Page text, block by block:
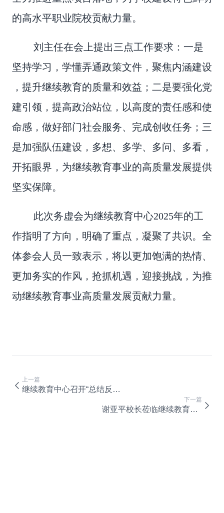
的高水平职业院校贡献力量。
刘主任在会上提出三点工作要求：一是
坚持学习，学懂弄通政策文件，聚焦内涵建设
，提升继续教育的质量和效益；二是要强化党
建引领，提高政治站位，以高度的责任感和使
命感，做好部门社会服务、完成创收任务；三
是加强队伍建设，多想、多学、多问、多看，
开拓眼界，为继续教育事业的高质量发展提供
坚实保障。
此次务虚会为继续教育中心2025年的工
作指明了方向，明确了重点，凝聚了共识。全
体参会人员一致表示，将以更加饱满的热情、
更加务实的作风，抢抓机遇，迎接挑战，为推
动继续教育事业高质量发展贡献力量。
上一篇
继续教育中心召开“总结反思，有效改革” 新学期工作会
下一篇
谢亚平校长莅临继续教育中心调研指导工作